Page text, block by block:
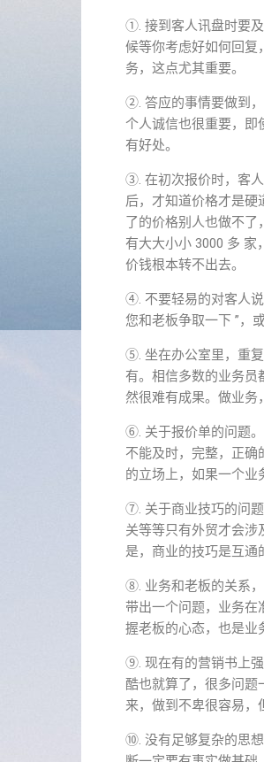
①. 接到客人讯盘时要
候等你考虑好如何回复
务，这点尤其重要。
②. 答应的事情要做到
个人诚信也很重要，即
有好处。
③. 在初次报价时，客
后，才知道价格才是硬
了的价格别人也做不
有大大小小 3000 多
价钱根本转不出去。
④. 不要轻易的对客人说
您和老板争取一下 ”，
⑤. 坐在办公室里，重
有。相信多数的业务员
然很难有成果。做业务
⑥. 关于报价单的问题
不能及时，完整，正确
的立场上，如果一个业
⑦. 关于商业技巧的问
关等等只有外贸才会涉
是，商业的技巧是互通
⑧. 业务和老板的关系
带出一个问题，业务在
握老板的心态，也是业
⑨. 现在有的营销书上
酷也就算了，很多问题
来，做到不卑很容易，
⑩. 没有足够复杂的思